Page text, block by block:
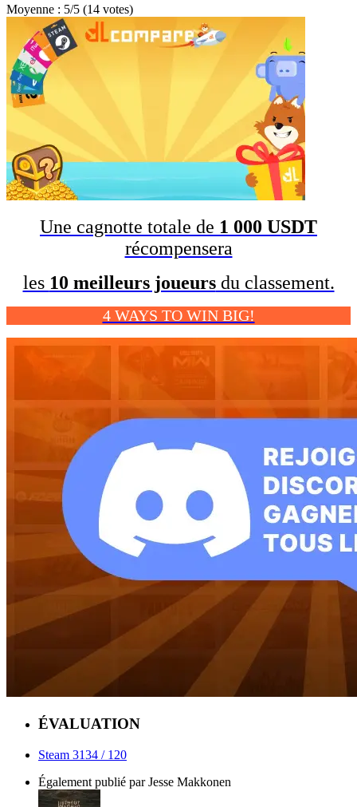
Moyenne : 5/5 (14 votes)
Une cagnotte totale de 1 000 USDT
récompensera
les 10 meilleurs joueursdu classement.
4 WAYS TO WIN BIG!
ÉVALUATION
Steam 3134 / 120
Également publié par Jesse Makkonen